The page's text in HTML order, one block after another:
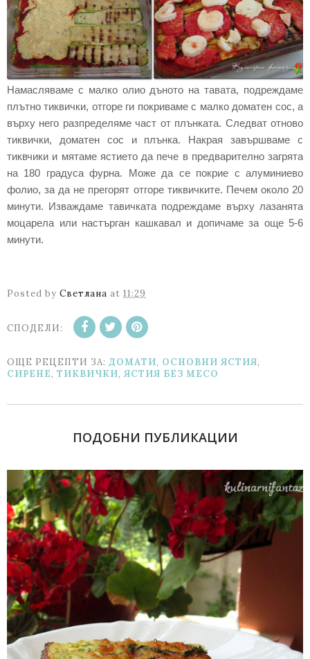
Намасляваме с малко олио дъното на тавата, подреждаме
плътно тиквички, отгоре ги покриваме с малко доматен сос, а
върху него разпределяме част от плънката. Следват отново
тиквички, доматен сос и плънка. Накрая завършваме с
тиквчики и мятаме ястието да пече в предварително загрята
на 180 градуса фурна. Може да се покрие с алуминиево
фолио, за да не прегорят отгоре тиквичките. Печем около 20
минути. Изваждаме тавичката подреждаме върху лазанята
моцарела или настърган кашкавал и допичаме за още 5-6
минути.
Posted by Светлана at 11:29
СПОДЕЛИ:
ОЩЕ РЕЦЕПТИ ЗА: ДОМАТИ, ОСНОВНИ ЯСТИЯ,
СИРЕНЕ, ТИКВИЧКИ, ЯСТИЯ БЕЗ МЕСО
ПОДОБНИ ПУБЛИКАЦИИ